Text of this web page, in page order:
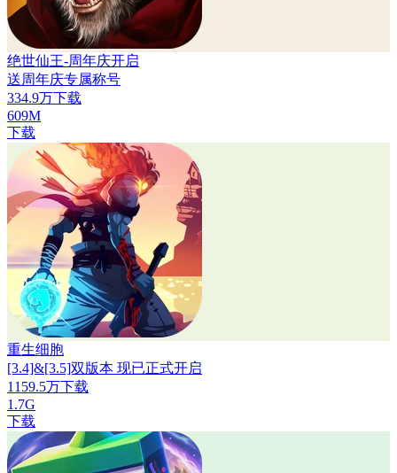
绝世仙王-周年庆开启
送周年庆专属称号
334.9万下载
609M
下载
重生细胞
[3.4]&[3.5]双版本 现已正式开启
1159.5万下载
1.7G
下载